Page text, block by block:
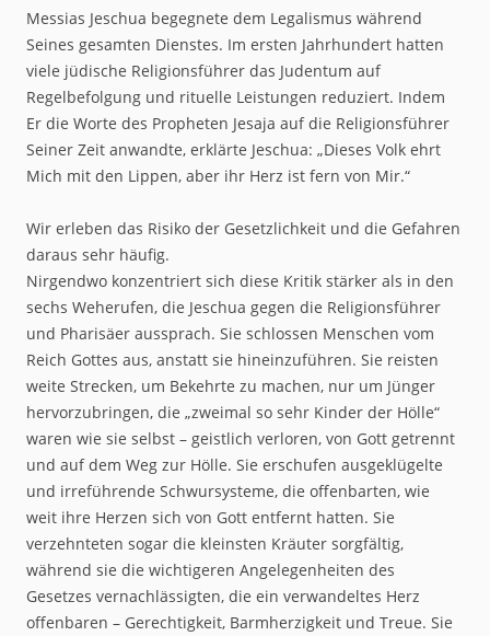
Messias Jeschua begegnete dem Legalismus während
Seines gesamten Dienstes. Im ersten Jahrhundert hatten
viele jüdische Religionsführer das Judentum auf
Regelbefolgung und rituelle Leistungen reduziert. Indem
Er die Worte des Propheten Jesaja auf die Religionsführer
Seiner Zeit anwandte, erklärte Jeschua: „Dieses Volk ehrt
Mich mit den Lippen, aber ihr Herz ist fern von Mir.“
Wir erleben das Risiko der Gesetzlichkeit und die Gefahren
daraus sehr häufig.
Nirgendwo konzentriert sich diese Kritik stärker als in den
sechs Weherufen, die Jeschua gegen die Religionsführer
und Pharisäer aussprach. Sie schlossen Menschen vom
Reich Gottes aus, anstatt sie hineinzuführen. Sie reisten
weite Strecken, um Bekehrte zu machen, nur um Jünger
hervorzubringen, die „zweimal so sehr Kinder der Hölle“
waren wie sie selbst – geistlich verloren, von Gott getrennt
und auf dem Weg zur Hölle. Sie erschufen ausgeklügelte
und irreführende Schwursysteme, die offenbarten, wie
weit ihre Herzen sich von Gott entfernt hatten. Sie
verzehnteten sogar die kleinsten Kräuter sorgfältig,
während sie die wichtigeren Angelegenheiten des
Gesetzes vernachlässigten, die ein verwandeltes Herz
offenbaren – Gerechtigkeit, Barmherzigkeit und Treue. Sie